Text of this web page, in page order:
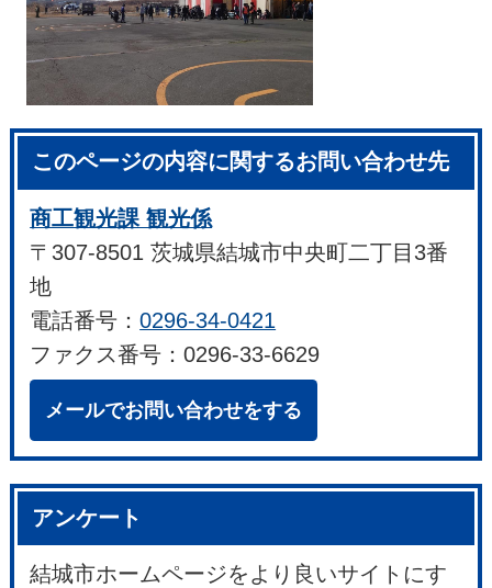
このページの内容に関するお問い合わせ先
商工観光課 観光係
〒307-8501 茨城県結城市中央町二丁目3番
地
電話番号：0296-34-0421
ファクス番号：0296-33-6629
メールでお問い合わせをする
アンケート
結城市ホームページをより良いサイトにす